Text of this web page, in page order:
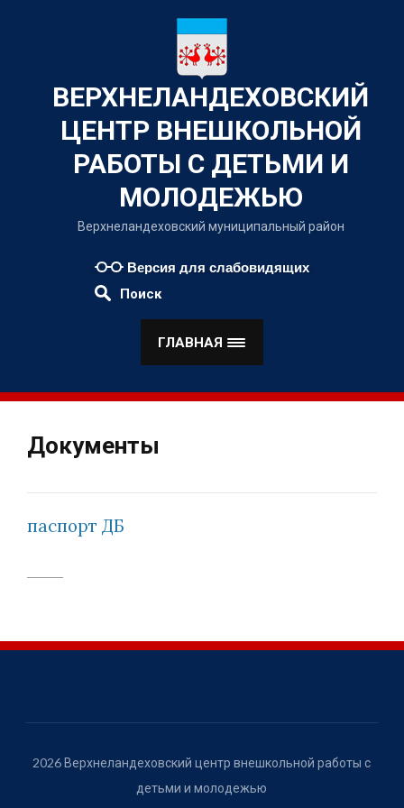
ВЕРХНЕЛАНДЕХОВСКИЙ
ЦЕНТР ВНЕШКОЛЬНОЙ
РАБОТЫ С ДЕТЬМИ И
МОЛОДЕЖЬЮ
Верхнеландеховский муниципальный район
Версия для слабовидящих
Поиск
ГЛАВНАЯ
Документы
паспорт ДБ
2026 Верхнеландеховский центр внешкольной работы с
детьми и молодежью